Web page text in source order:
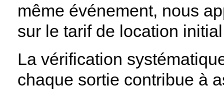
même événement, nous
sur le tarif de location
La vérification
chaque sortie contribue à